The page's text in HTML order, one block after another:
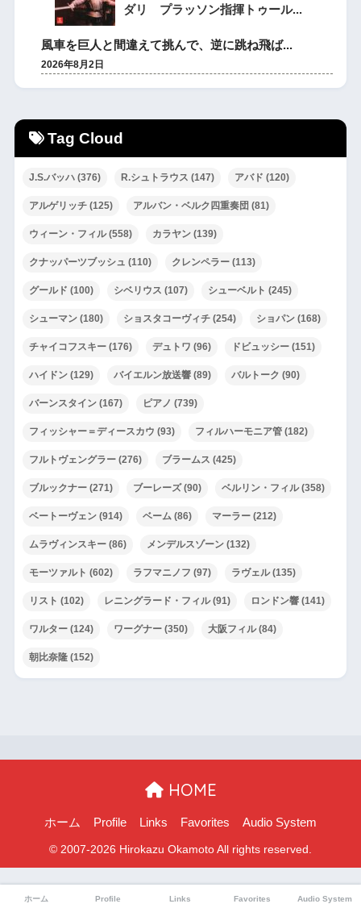
ダリ プラッソン指揮トゥール...
風車を巨人と間違えて挑んで、逆に跳ね飛ば...
2026年8月2日
Tag Cloud
J.S.バッハ(376) R.シュトラウス (147) アバド (120)
アルゲリッチ(125) アルバン・ベルク四重奏団 (81)
ウィーン・フィル(558) カラヤン(139)
クナッパーツブッシュ (110) クレンペラー(113)
グールド (100) シベリウス (107) シューベルト (245)
シューマン(180) ショスタコーヴィチ(254) ショパン(168)
チャイコフスキー(176) デュトワ (96) ドビュッシー(151)
ハイドン(129) バイエルン放送響(89) バルトーク (90)
バーンスタイン(167) ピアノ (739)
フィッシャー＝ディースカウ (93) フィルハーモニア管(182)
フルトヴェングラー(276) ブラームス (425)
ブルックナー(271) ブーレーズ(90) ベルリン・フィル(358)
ベートーヴェン(914) ベーム (86) マーラー(212)
ムラヴィンスキー(86) メンデルスゾーン(132)
モーツァルト (602) ラフマニノフ (97) ラヴェル(135)
リスト (102) レニングラード・フィル(91) ロンドン響(141)
ワルター(124) ワーグナー(350) 大阪フィル(84)
朝比奈隆(152)
HOME
ホーム Profile Links Favorites Audio System
ホーム Profile Links Favorites Audio System